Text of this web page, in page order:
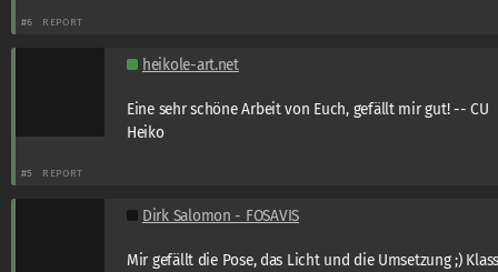
#6 REPORT
heikole-art.net
Eine sehr schöne Arbeit von Euch, gefällt mir gut! -- CU
Heiko
#5 REPORT
Dirk Salomon - FOSAVIS
Mir gefällt die Pose, das Licht und die Umsetzung ;)